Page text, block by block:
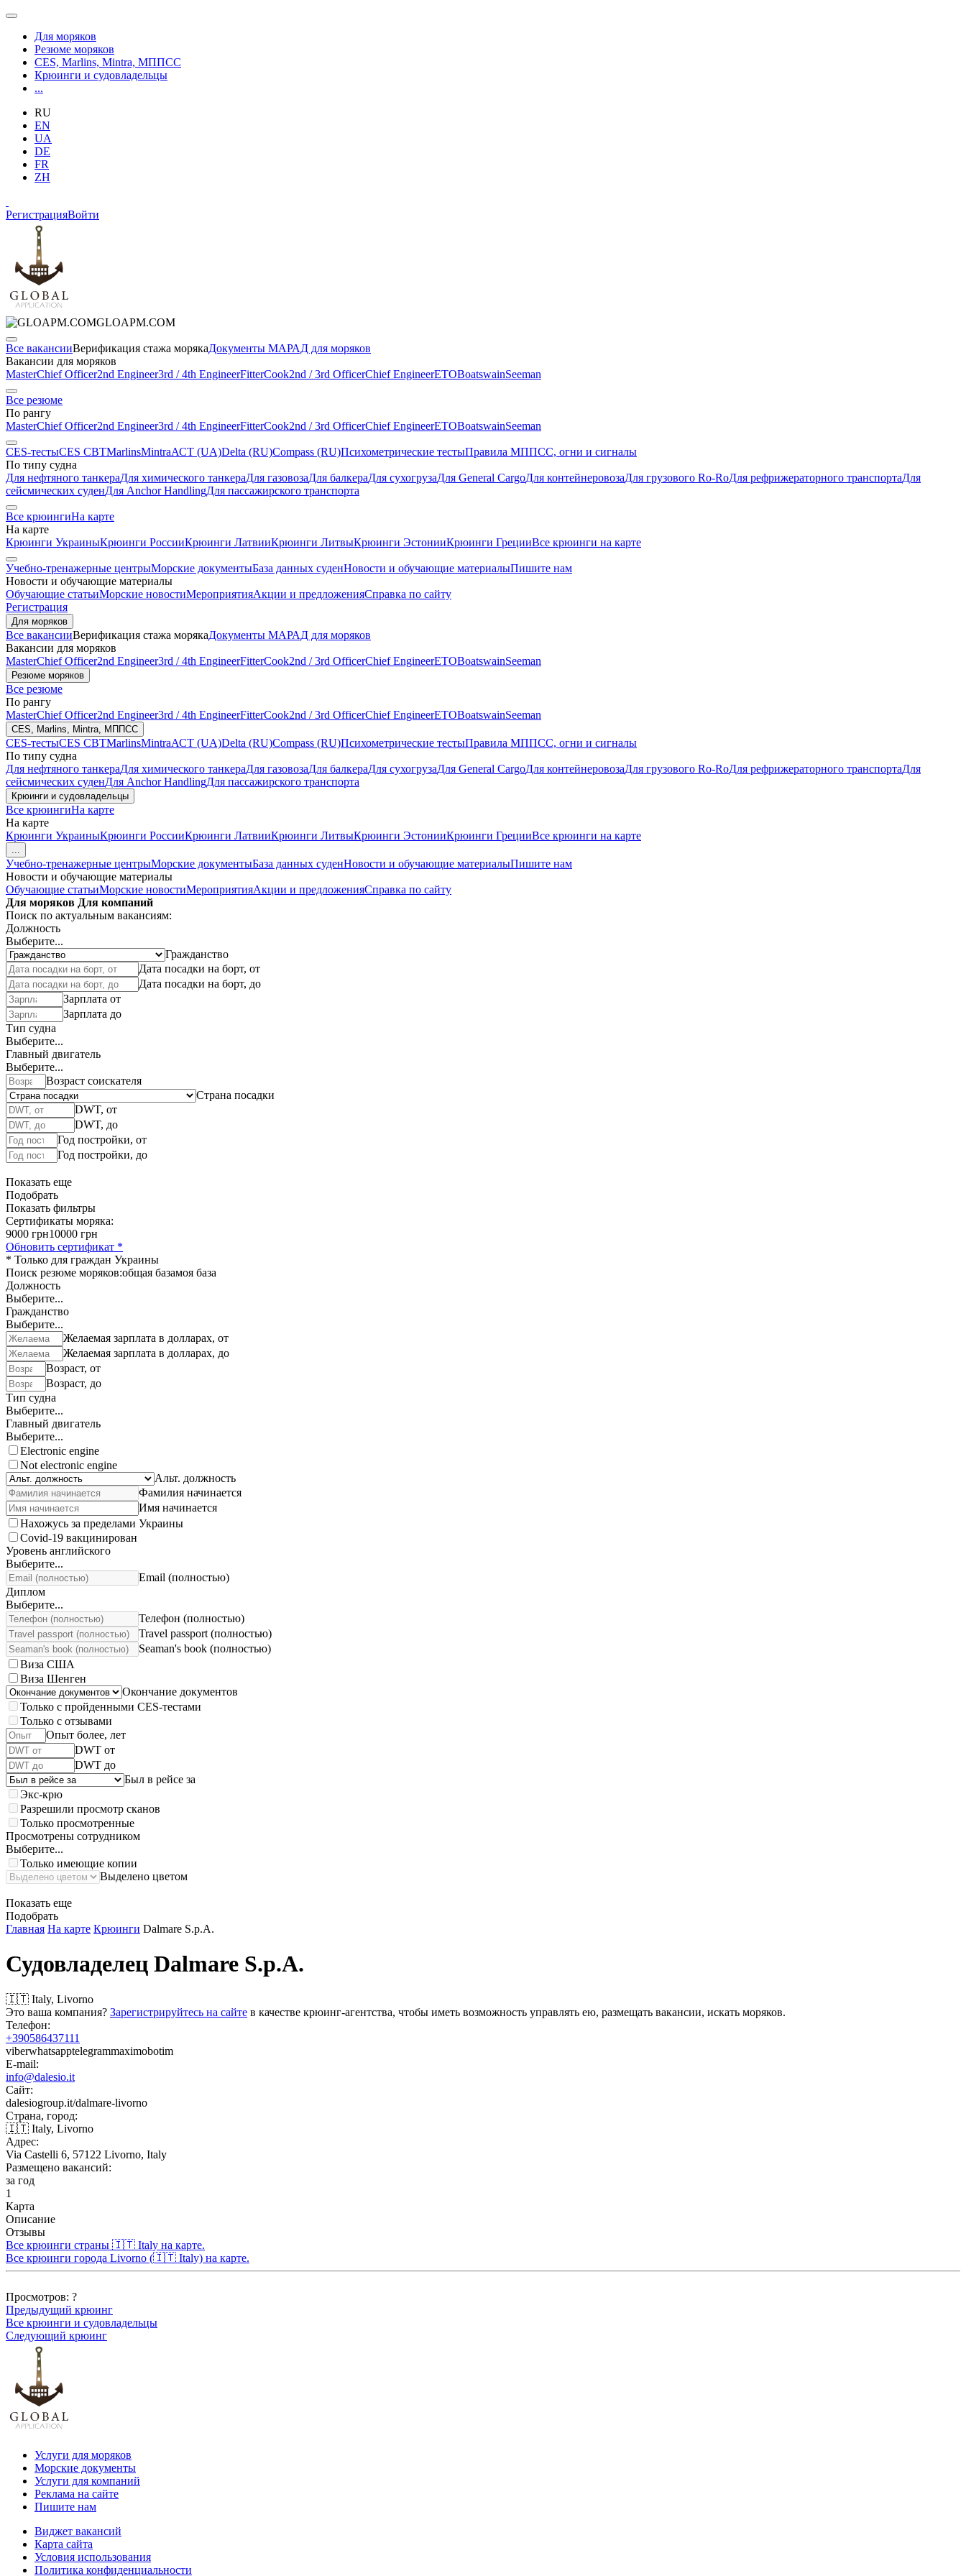
Для моряков
Резюме моряков
CES, Marlins, Mintra, МППСС
Крюинги и судовладельцы
...
RU
EN
UA
DE
FR
ZH
РегистрацияВойти
GLOAPM.COM
Все вакансииВерификация стажа морякаДокументы МАРАД для моряков
Вакансии для моряков
MasterChief Officer2nd Engineer3rd / 4th EngineerFitterCook2nd / 3rd OfficerChief EngineerETOBoatswainSeeman
Все резюме
По рангу
MasterChief Officer2nd Engineer3rd / 4th EngineerFitterCook2nd / 3rd OfficerChief EngineerETOBoatswainSeeman
CES-тестыCES CBTMarlinsMintraАСТ (UA)Delta (RU)Compass (RU)Психометрические тестыПравила МППСС, огни и сигналы
По типу судна
Для нефтяного танкераДля химического танкераДля газовозаДля балкераДля сухогрузаДля General CargoДля контейнеровозаДля грузового Ro-RoДля рефрижераторного транспортаДля
сейсмических суденДля Anchor HandlingДля пассажирского транспорта
Все крюингиНа карте
На карте
Крюинги УкраиныКрюинги РоссииКрюинги ЛатвииКрюинги ЛитвыКрюинги ЭстонииКрюинги ГрецииВсе крюинги на карте
Учебно-тренажерные центрыМорские документыБаза данных суденНовости и обучающие материалыПишите нам
Новости и обучающие материалы
Обучающие статьиМорские новостиМероприятияАкции и предложенияСправка по сайту
Регистрация
Для моряков
Все вакансииВерификация стажа морякаДокументы МАРАД для моряков
Вакансии для моряков
MasterChief Officer2nd Engineer3rd / 4th EngineerFitterCook2nd / 3rd OfficerChief EngineerETOBoatswainSeeman
Резюме моряков
Все резюме
По рангу
MasterChief Officer2nd Engineer3rd / 4th EngineerFitterCook2nd / 3rd OfficerChief EngineerETOBoatswainSeeman
CES, Marlins, Mintra, МППСС
CES-тестыCES CBTMarlinsMintraАСТ (UA)Delta (RU)Compass (RU)Психометрические тестыПравила МППСС, огни и сигналы
По типу судна
Для нефтяного танкераДля химического танкераДля газовозаДля балкераДля сухогрузаДля General CargoДля контейнеровозаДля грузового Ro-RoДля рефрижераторного транспортаДля
сейсмических суденДля Anchor HandlingДля пассажирского транспорта
Крюинги и судовладельцы
Все крюингиНа карте
На карте
Крюинги УкраиныКрюинги РоссииКрюинги ЛатвииКрюинги ЛитвыКрюинги ЭстонииКрюинги ГрецииВсе крюинги на карте
...
Учебно-тренажерные центрыМорские документыБаза данных суденНовости и обучающие материалыПишите нам
Новости и обучающие материалы
Обучающие статьиМорские новостиМероприятияАкции и предложенияСправка по сайту
Для моряков Для компаний
Поиск по актуальным вакансиям:
Должность
Выберите...
Гражданство
Дата посадки на борт, от
Дата посадки на борт, до
Зарплата от
Зарплата до
Тип судна
Выберите...
Главный двигатель
Выберите...
Возраст соискателя
Страна посадки
DWT, от
DWT, до
Год постройки, от
Год постройки, до
Показать еще
Подобрать
Показать фильтры
Сертификаты моряка:
9000 грн10000 грн
Обновить сертификат *
* Только для граждан Украины
Поиск резюме моряков:общая базамоя база
Должность
Выберите...
Гражданство
Выберите...
Желаемая зарплата в долларах, от
Желаемая зарплата в долларах, до
Возраст, от
Возраст, до
Тип судна
Выберите...
Главный двигатель
Выберите...
Electronic engine
Not electronic engine
Альт. должность
Фамилия начинается
Имя начинается
Нахожусь за пределами Украины
Covid-19 вакцинирован
Уровень английского
Выберите...
Email (полностью)
Диплом
Выберите...
Телефон (полностью)
Travel passport (полностью)
Seaman's book (полностью)
Виза США
Виза Шенген
Окончание документов
Только с пройденными CES-тестами
Только с отзывами
Опыт более, лет
DWT от
DWT до
Был в рейсе за
Экс-крю
Разрешили просмотр сканов
Только просмотренные
Просмотрены сотрудником
Выберите...
Только имеющие копии
Выделено цветом
Показать еще
Подобрать
Главная На карте Крюинги Dalmare S.p.A.
Судовладелец Dalmare S.p.A.
🇮🇹 Italy, Livorno
Это ваша компания? Зарегистрируйтесь на сайте в качестве крюинг-агентства, чтобы иметь возможность управлять ею, размещать вакансии, искать моряков.
Телефон:
+390586437111
viberwhatsapptelegrammaximobotim
E-mail:
info@dalesio.it
Сайт:
dalesiogroup.it/dalmare-livorno
Страна, город:
🇮🇹 Italy, Livorno
Адрес:
Via Castelli 6, 57122 Livorno, Italy
Размещено вакансий:
за год
1
Карта
Описание
Отзывы
Все крюинги страны 🇮🇹 Italy на карте.
Все крюинги города Livorno (🇮🇹 Italy) на карте.
Просмотров: ?
Предыдущий крюинг
Все крюинги и судовладельцы
Следующий крюинг
Услуги для моряков
Морские документы
Услуги для компаний
Реклама на сайте
Пишите нам
Виджет вакансий
Карта сайта
Условия использования
Политика конфиденциальности